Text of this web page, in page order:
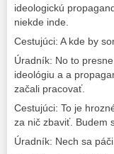
ideologickú
niekde inde.
Cestujúci: A kde by
Úradník: No to
ideológiu a a
začali pracovať.
Cestujúci: To je
za nič zbaviť. Budem
Úradník: Nech sa